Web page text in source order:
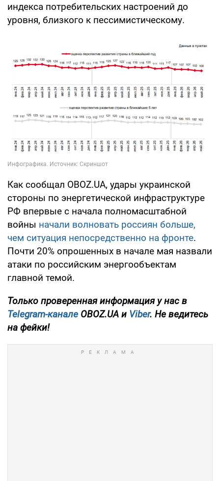
индекса потребительских настроений до
уровня, близкого к пессимистическому.
Как сообщал OBOZ.UA, удары украинской
стороны по энергетической инфраструктуре
РФ впервые с начала полномасштабной
войны начали волновать россиян больше,
чем ситуация непосредственно на фронте.
Почти 20% опрошенных в начале мая назвали
атаки по российским энергообъектам
главной темой.
Только проверенная информация у нас в
Telegram-канале OBOZ.UA и Viber. Не ведитесь
на фейки!